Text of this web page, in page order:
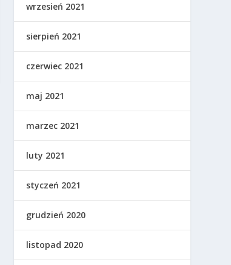
wrzesień 2021
sierpień 2021
czerwiec 2021
maj 2021
marzec 2021
luty 2021
styczeń 2021
grudzień 2020
listopad 2020